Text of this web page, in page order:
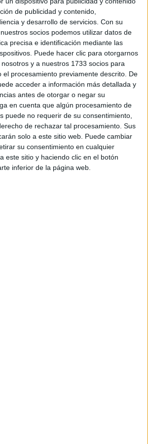
de publicidad y contenido,
y desarrollo de servicios. Con su
socios podemos utilizar datos de
precisa e identificación mediante las
Puede hacer clic para otorgarnos
y a nuestros 1733 socios para
el procesamiento previamente descrito. De
acceder a información más detallada y
antes de otorgar o negar su
en cuenta que algún procesamiento de
puede no requerir de su consentimiento,
de rechazar tal procesamiento. Sus
solo a este sitio web. Puede cambiar
su consentimiento en cualquier
este sitio y haciendo clic en el botón
inferior de la página web.
General de